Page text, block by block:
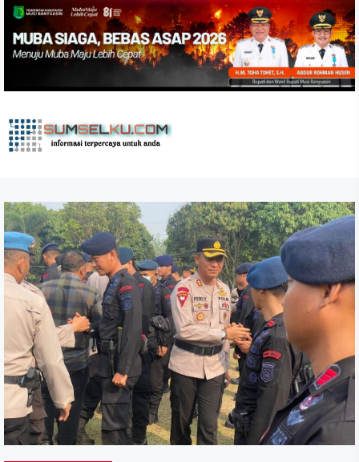
Skip
the